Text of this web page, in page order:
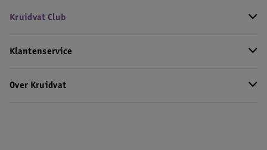
Kruidvat Club
Klantenservice
Over Kruidvat